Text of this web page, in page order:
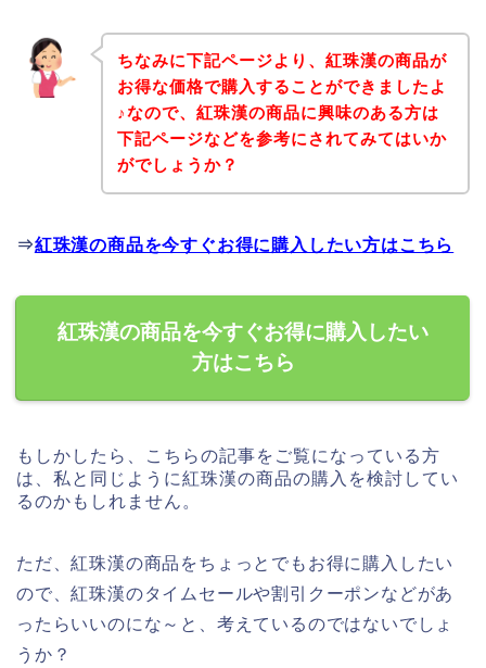
ちなみに下記ページより、紅珠漢の商品が
お得な価格で購入することができましたよ
♪なので、紅珠漢の商品に興味のある方は
下記ページなどを参考にされてみてはいか
がでしょうか？
⇒紅珠漢の商品を今すぐお得に購入したい方はこちら
紅珠漢の商品を今すぐお得に購入したい
方はこちら
もしかしたら、こちらの記事をご覧になっている方
は、私と同じように紅珠漢の商品の購入を検討してい
るのかもしれません。
ただ、紅珠漢の商品をちょっとでもお得に購入したい
ので、紅珠漢のタイムセールや割引クーポンなどがあ
ったらいいのにな～と、考えているのではないでしょ
うか？